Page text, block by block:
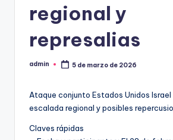
regional y
represalias
Publicado
admin 5 de marzo de 2026
Ataque conjunto Estados Unidos Israel
escalada regional y posibles
Claves rápidas